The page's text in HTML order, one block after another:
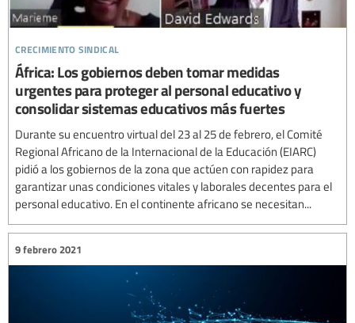
crecimiento sindical
África: Los gobiernos deben tomar medidas
urgentes para proteger al personal educativo y
consolidar sistemas educativos más fuertes
Durante su encuentro virtual del 23 al 25 de febrero, el Comité
Regional Africano de la Internacional de la Educación (EIARC)
pidió a los gobiernos de la zona que actúen con rapidez para
garantizar unas condiciones vitales y laborales decentes para el
personal educativo. En el continente africano se necesitan...
9 febrero 2021